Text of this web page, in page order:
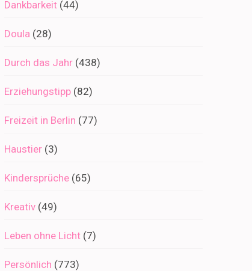
Dankbarkeit (44)
Doula (28)
Durch das Jahr (438)
Erziehungstipp (82)
Freizeit in Berlin (77)
Haustier (3)
Kindersprüche (65)
Kreativ (49)
Leben ohne Licht (7)
Persönlich (773)